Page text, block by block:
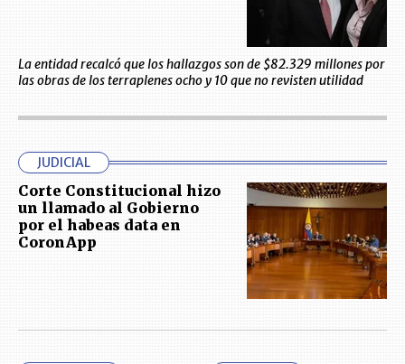
La entidad recalcó que los hallazgos son de $82.329 millones por
las obras de los terraplenes ocho y 10 que no revisten utilidad
JUDICIAL
Corte Constitucional hizo
un llamado al Gobierno
por el habeas data en
CoronApp